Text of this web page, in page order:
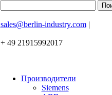
sales@berlin-industry.com|
+ 49 21915992017
Производители
Siemens